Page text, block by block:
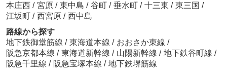
本庄西 / 宮原 / 東中島 / 谷町 / 垂水町 / 十三東 / 東三国 /
江坂町 / 西宮原 / 西中島
路線から探す
地下鉄御堂筋線 / 東海道本線 / おおさか東線 /
阪急京都本線 / 東海道新幹線 / 山陽新幹線 / 地下鉄谷町線 /
阪急千里線 / 阪急宝塚本線 / 地下鉄堺筋線